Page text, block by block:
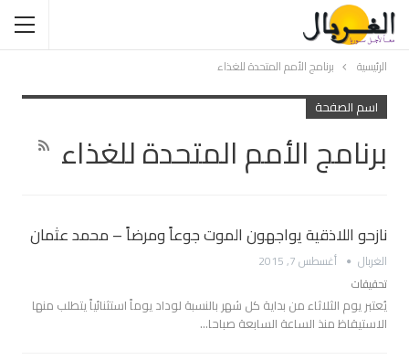
الرئيسية برنامج الأمم المتحدة للغذاء
اسم الصفحة
برنامج الأمم المتحدة للغذاء
نازحو اللاذقية يواجهون الموت جوعاً ومرضاً – محمد عثمان
الغربال
أغسطس 7, 2015
تحقيقات
يُعتبر يوم الثلاثاء من بداية كل شهر بالنسبة لوداد يوماً استثنائياً يتطلب منها
الاستيقاظ منذ الساعة السابعة صباحا…